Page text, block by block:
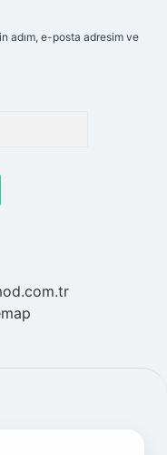
adım, e-posta adresim ve